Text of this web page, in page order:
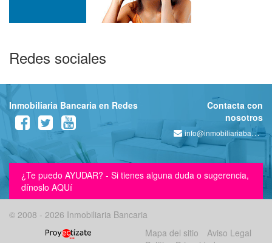
Redes sociales
Inmobiliaria Bancaria en Redes
Contacta con
nosotros
info@inmobiliariabancaria.com
¿Te puedo AYUDAR? - Si tienes alguna duda o sugerencia,
dínoslo AQUí
© 2008 - 2026 Inmobiliaria Bancaria
Mapa del sitio
Aviso Legal